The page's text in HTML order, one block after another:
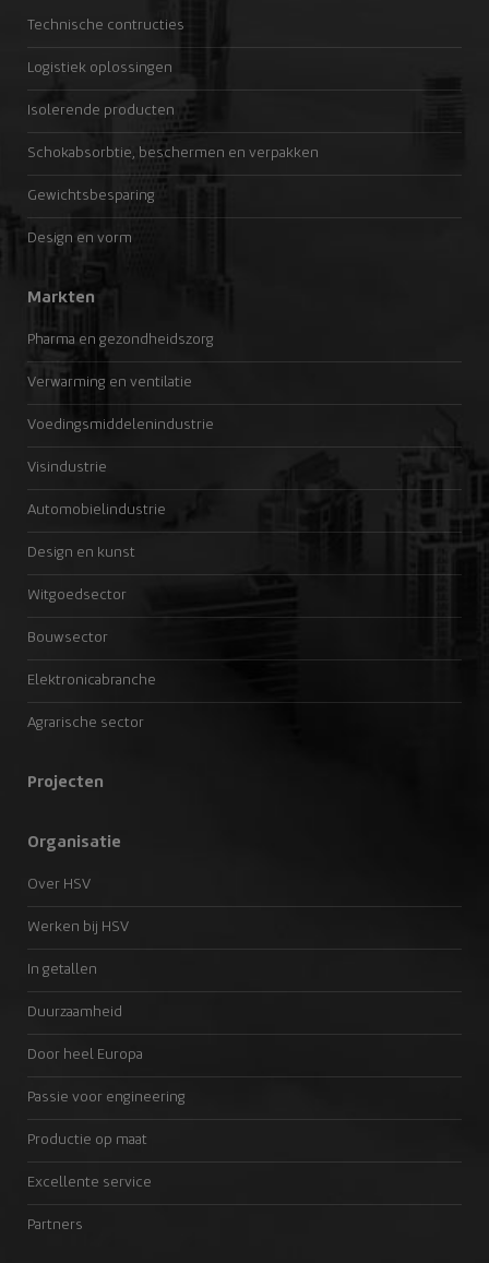
Technische contructies
Logistiek oplossingen
Isolerende producten
Schokabsorbtie, beschermen en verpakken
Gewichtsbesparing
Design en vorm
Markten
Pharma en gezondheidszorg
Verwarming en ventilatie
Voedingsmiddelenindustrie
Visindustrie
Automobielindustrie
Design en kunst
Witgoedsector
Bouwsector
Elektronicabranche
Agrarische sector
Projecten
Organisatie
Over HSV
Werken bij HSV
In getallen
Duurzaamheid
Door heel Europa
Passie voor engineering
Productie op maat
Excellente service
Partners